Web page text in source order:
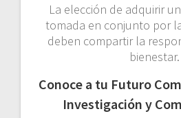
La elección de adquirir
tomada en conjunto por
deben compartir la
bienestar.
Conoce a tu Futuro
Investigación y